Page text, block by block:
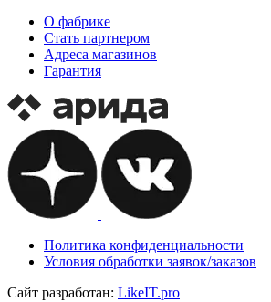
О фабрике
Стать партнером
Адреса магазинов
Гарантия
Политика конфиденциальности
Условия обработки заявок/заказов
Сайт разработан: LikeIT.pro